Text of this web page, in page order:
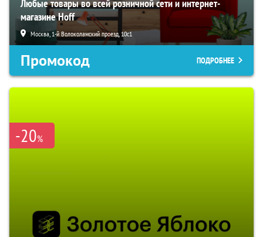
Любые товары во всей розничной сети и интернет-
магазине Hoff
Москва, 1-й Волоколамский проезд, 10с1
Промокод ПОДРОБНЕЕ
-20%